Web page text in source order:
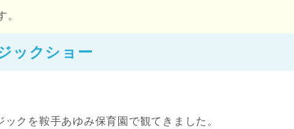
ックショー
クを鞍手あゆみ保育園で観てきました。